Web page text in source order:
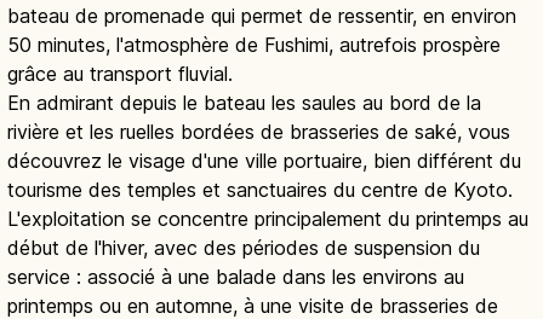
bateau de promenade qui permet de ressentir, en environ
50 minutes, l'atmosphère de Fushimi, autrefois prospère
grâce au transport fluvial.
En admirant depuis le bateau les saules au bord de la
rivière et les ruelles bordées de brasseries de saké, vous
découvrez le visage d'une ville portuaire, bien différent du
tourisme des temples et sanctuaires du centre de Kyoto.
L'exploitation se concentre principalement du printemps au
début de l'hiver, avec des périodes de suspension du
service : associé à une balade dans les environs au
printemps ou en automne, à une visite de brasseries de